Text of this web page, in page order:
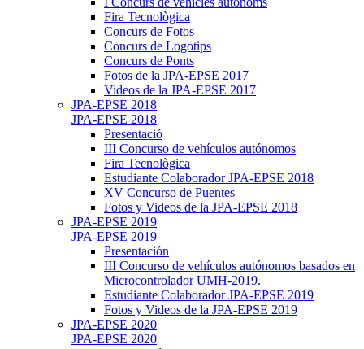
Fira Tecnològica
Concurs de Fotos
Concurs de Logotips
Concurs de Ponts
Fotos de la JPA-EPSE 2017
Videos de la JPA-EPSE 2017
JPA-EPSE 2018
JPA-EPSE 2018
Presentació
III Concurso de vehículos autónomos
Fira Tecnològica
Estudiante Colaborador JPA-EPSE 2018
XV Concurso de Puentes
Fotos y Videos de la JPA-EPSE 2018
JPA-EPSE 2019
JPA-EPSE 2019
Presentación
III Concurso de vehículos autónomos basados en
Microcontrolador UMH-2019.
Estudiante Colaborador JPA-EPSE 2019
Fotos y Videos de la JPA-EPSE 2019
JPA-EPSE 2020
JPA-EPSE 2020